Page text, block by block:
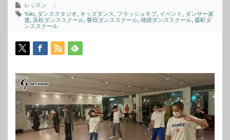
レッスン
Yuki ダンススタジオ キッズダンス フラッシュモブ イベント
ダンサー派
遣 浜松ダンススクール 磐田ダンススクール 雄踏ダンススクール 森町ダ
ンススクール